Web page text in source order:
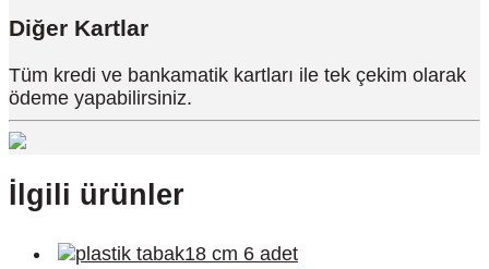
Diğer Kartlar
Tüm kredi ve bankamatik kartları ile tek çekim olarak
ödeme yapabilirsiniz.
İlgili ürünler